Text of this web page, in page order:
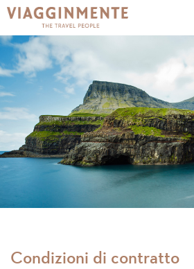
Condizioni di contratto